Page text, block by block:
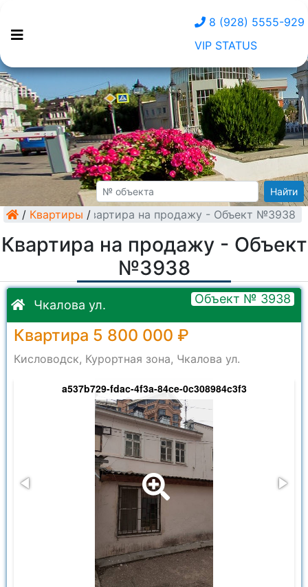
8 (928) 5555-929
VIP STATUS
Найти
/ Квартиры /
Квартира на продажу - Объект №3938
Квартира на продажу - Объект
№3938
Чкалова ул. Объект № 3938
Квартира 5 800 000 ₽
Кисловодск, Курортная зона, Чкалова ул.
a537b729-fdac-4f3a-84ce-0c308984c3f3